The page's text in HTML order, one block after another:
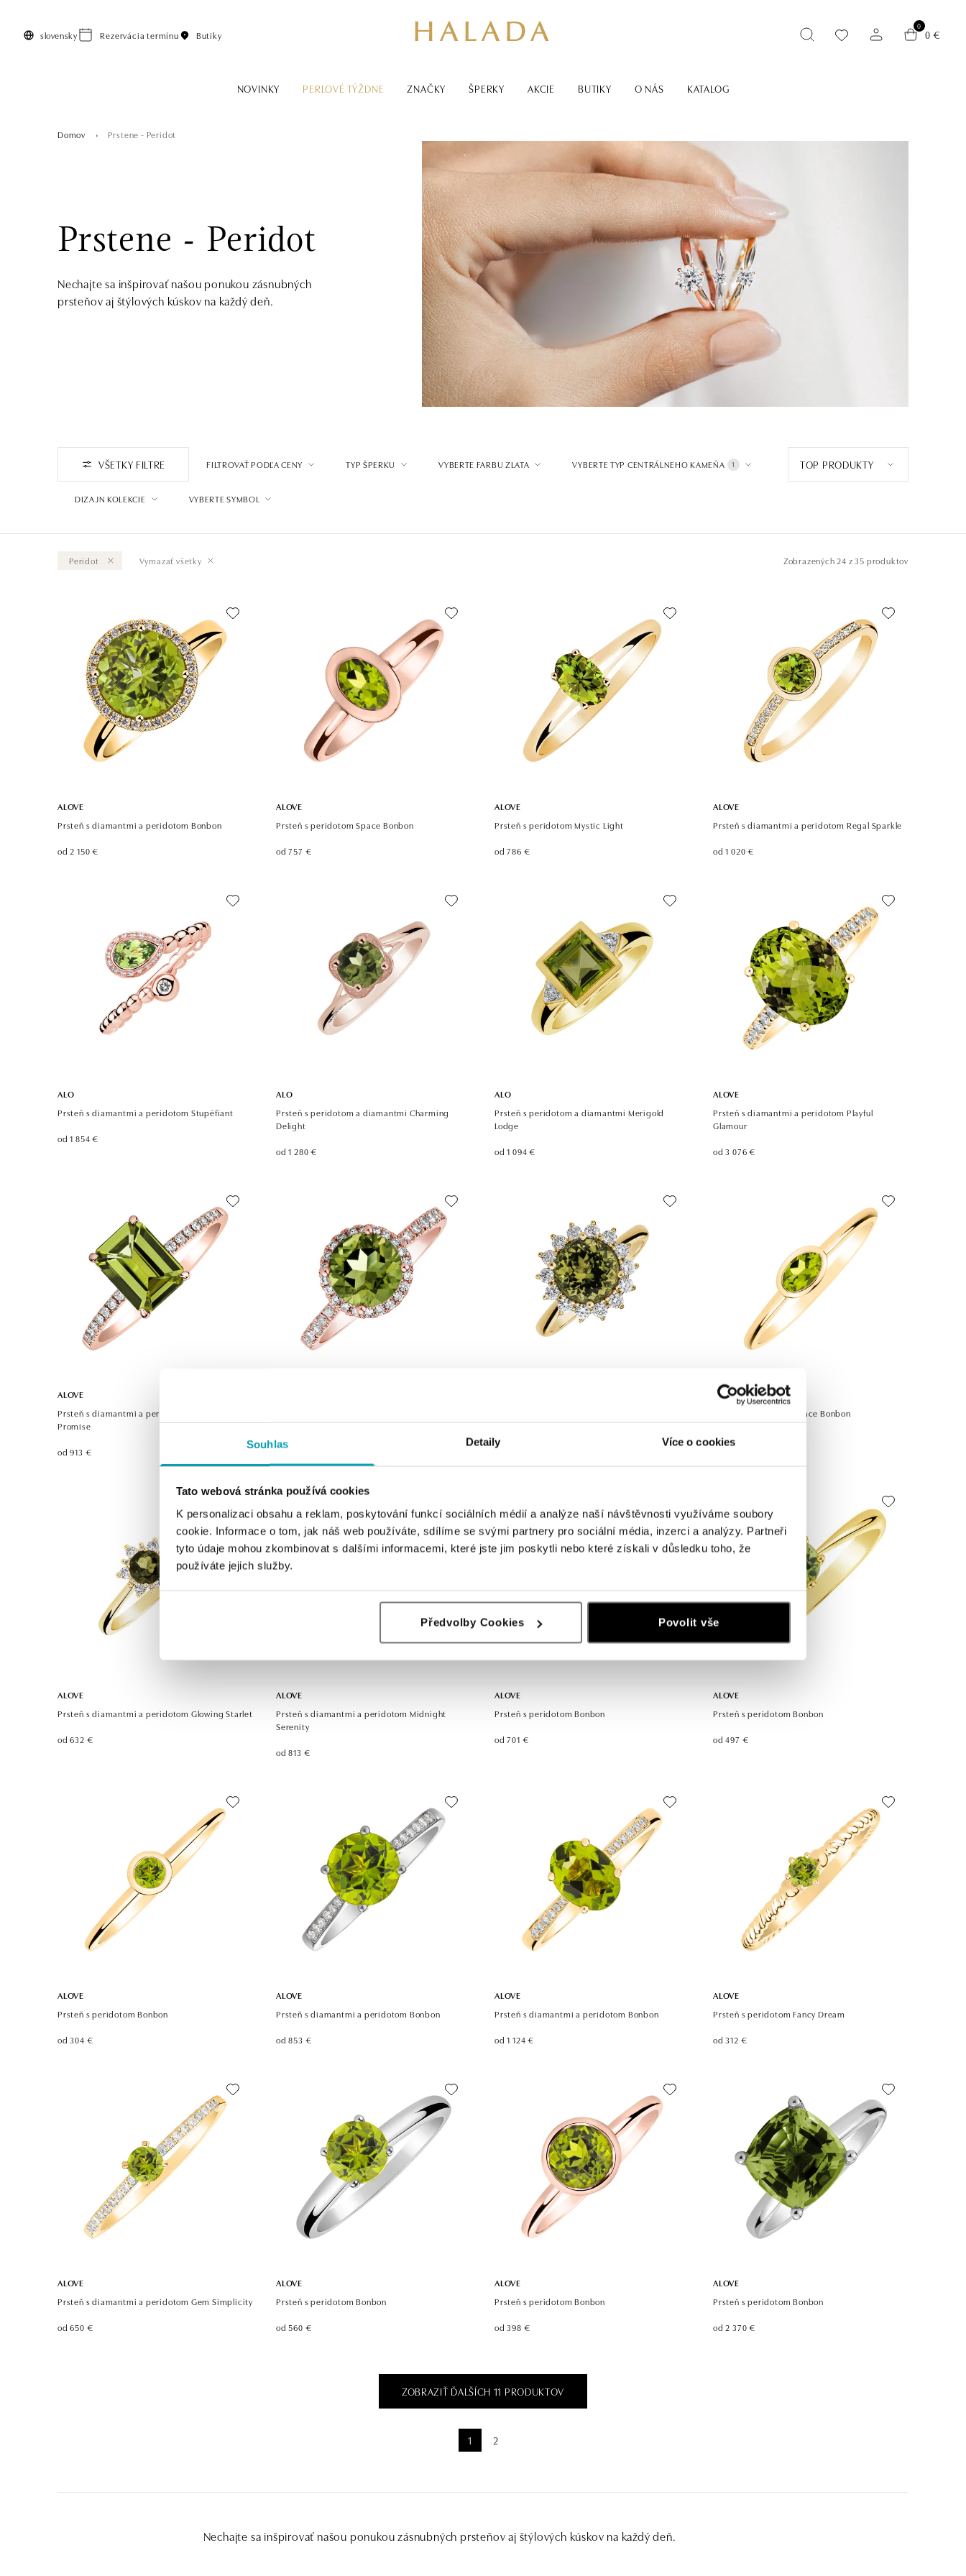
Souhlas Detaily Více o cookies
Tato webová stránka používá cookies
K personalizaci obsahu a reklam, poskytování funkcí sociálních médií a analýze naší návštěvnosti využíváme soubory
cookie. Informace o tom, jak náš web používáte, sdílíme se svými partnery pro sociální média, inzerci a analýzy. Partneři
tyto údaje mohou zkombinovat s dalšími informacemi, které jste jim poskytli nebo které získali v důsledku toho, že
používáte jejich služby.
Předvolby Cookies Povolit vše
slovensky Rezervácia termínu Butiky
0
0 €
NOVINKY PERLOVÉ TÝŽDNE ZNAČKY ŠPERKY AKCIE BUTIKY O NÁS KATALOG
Domov Prstene - Peridot
Prstene - Peridot
Nechajte sa inšpirovať našou ponukou zásnubných
prsteňov aj štýlových kúskov na každý deň.
VŠETKY FILTRE FILTROVAŤ PODĽA CENY TYP ŠPERKU VYBERTE FARBU ZLATA VYBERTE TYP CENTRÁLNEHO KAMEŇA 1
DIZAJN KOLEKCIE VYBERTE SYMBOL
TOP PRODUKTY
Peridot Vymazať všetky Zobrazených24 z 35 produktov
ALOVE
Prsteň s diamantmi a peridotom Bonbon
od 2 150 €
ALOVE
Prsteň s peridotom Space Bonbon
od 757 €
ALOVE
Prsteň s peridotom Mystic Light
od 786 €
ALOVE
Prsteň s diamantmi a peridotom Regal Sparkle
od 1 020 €
ALO
Prsteň s diamantmi a peridotom Stupéfiant
od 1 854 €
ALO
Prsteň s peridotom a diamantmi Charming
Delight
od 1 280 €
ALO
Prsteň s peridotom a diamantmi Merigold
Lodge
od 1 094 €
ALOVE
Prsteň s diamantmi a peridotom Playful
Glamour
od 3 076 €
ALOVE
Prsteň s diamantmi a peridotom Perfect
Promise
od 913 € od 1 331 €
od 1 911 €
ALOVE
Prsteň s peridotom Space Bonbon
od 707 €
ALOVE
Prsteň s diamantmi a peridotom Glowing Starlet
od 632 €
ALOVE
Prsteň s diamantmi a peridotom Midnight
Serenity
od 813 €
ALOVE
Prsteň s peridotom Bonbon
od 701 €
ALOVE
Prsteň s peridotom Bonbon
od 497 €
ALOVE
Prsteň s peridotom Bonbon
od 304 €
ALOVE
Prsteň s diamantmi a peridotom Bonbon
od 853 €
ALOVE
Prsteň s diamantmi a peridotom Bonbon
od 1 124 €
ALOVE
Prsteň s peridotom Fancy Dream
od 312 €
ALOVE
Prsteň s diamantmi a peridotom Gem Simplicity
od 650 €
ALOVE
Prsteň s peridotom Bonbon
od 560 €
ALOVE
Prsteň s peridotom Bonbon
od 398 €
ALOVE
Prsteň s peridotom Bonbon
od 2 370 €
ZOBRAZIŤ ĎALŠÍCH 11 PRODUKTOV
1 2
Nechajte sa inšpirovať našou ponukou zásnubných prsteňov aj štýlových kúskov na každý deň.